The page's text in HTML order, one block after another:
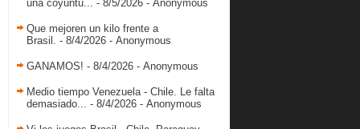
Definida la segunda ronda del
Premundial
Cesar García: “Vengo a aportar a
pretemporada
Análisis en Frío: Venezuela -
Argentina
una coyuntu... - 8/5/2026 - Anonymous
Que mejoren un kilo frente a
Brasil. - 8/4/2026 - Anonymous
GANAMOS! - 8/4/2026 - Anonymous
Medio tiempo Venezuela - Chile. Le falta
demasiado... - 8/4/2026 - Anonymous